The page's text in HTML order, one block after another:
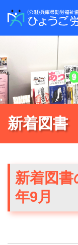
新着図書
新着図
年9月